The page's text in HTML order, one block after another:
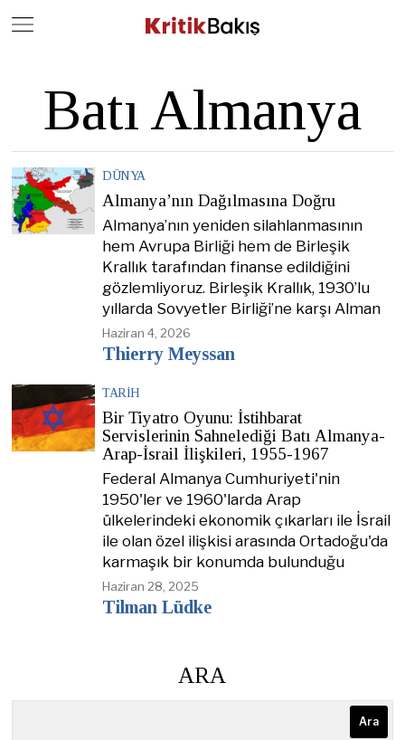
Batı Almanya
DÜNYA
Almanya’nın Dağılmasına Doğru
Almanya’nın yeniden silahlanmasının
hem Avrupa Birliği hem de Birleşik
Krallık tarafından finanse edildiğini
gözlemliyoruz. Birleşik Krallık, 1930’lu
yıllarda Sovyetler Birliği’ne karşı Alman
Haziran 4, 2026
Thierry Meyssan
TARIH
Bir Tiyatro Oyunu: İstihbarat
Servislerinin Sahnelediği Batı Almanya-
Arap-İsrail İlişkileri, 1955-1967
Federal Almanya Cumhuriyeti'nin
1950'ler ve 1960'larda Arap
ülkelerindeki ekonomik çıkarları ile İsrail
ile olan özel ilişkisi arasında Ortadoğu'da
karmaşık bir konumda bulunduğu
Haziran 28, 2025
Tilman Lüdke
ARA
Ara